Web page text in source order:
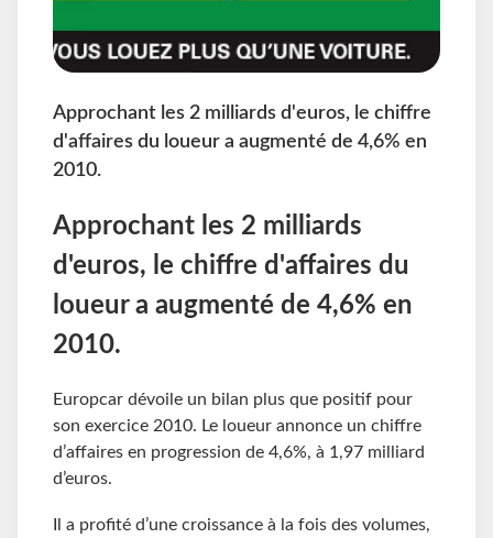
Approchant les 2 milliards d'euros, le chiffre
d'affaires du loueur a augmenté de 4,6% en
2010.
Approchant les 2 milliards
d'euros, le chiffre d'affaires du
loueur a augmenté de 4,6% en
2010.
Europcar dévoile un bilan plus que positif pour
son exercice 2010. Le loueur annonce un chiffre
d’affaires en progression de 4,6%, à 1,97 milliard
d’euros.
Il a profité d’une croissance à la fois des volumes,